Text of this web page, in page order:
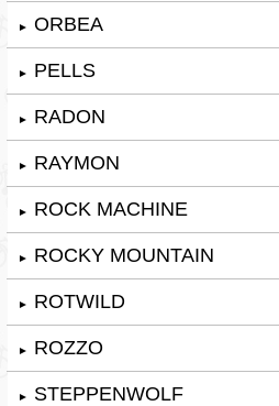
► ORBEA
► PELLS
► RADON
► RAYMON
► ROCK MACHINE
► ROCKY MOUNTAIN
► ROTWILD
► ROZZO
► STEPPENWOLF